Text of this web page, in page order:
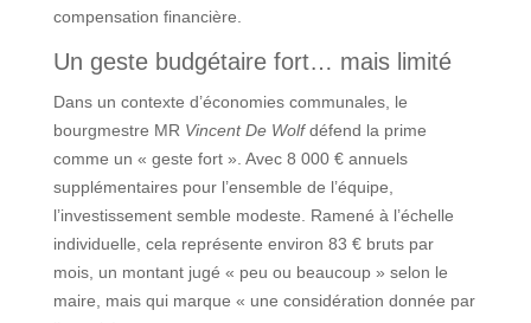
compensation financière.
Un geste budgétaire fort… mais limité
Dans un contexte d’économies communales, le
bourgmestre MR Vincent De Wolfdéfend la prime
comme un « geste fort ». Avec 8 000 € annuels
supplémentaires pour l’ensemble de l’équipe,
l’investissement semble modeste. Ramené à l’échelle
individuelle, cela représente environ 83 € bruts par
mois, un montant jugé « peu ou beaucoup » selon le
maire, mais qui marque « une considération donnée par